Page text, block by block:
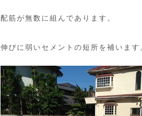
配筋が無数に組んであります。
伸びに弱いセメントの短所を補います